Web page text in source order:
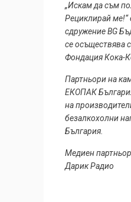
„Искам да съм
Рециклирай ме!“
сдружение BG
се осъществява
Фондация Кока-
Партньори на
ЕКОПАК
на
безалкохолни
България.
Медиен
Дарик Радио